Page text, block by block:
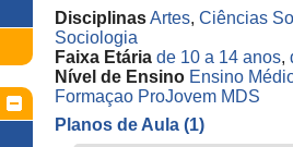
DisciplinasArtes, Ciências
Sociologia
Faixa Etária de 10 a 14 anos,
Nível de Ensino Ensino
Formaçao ProJovem MDS
Planos de Aula (1)